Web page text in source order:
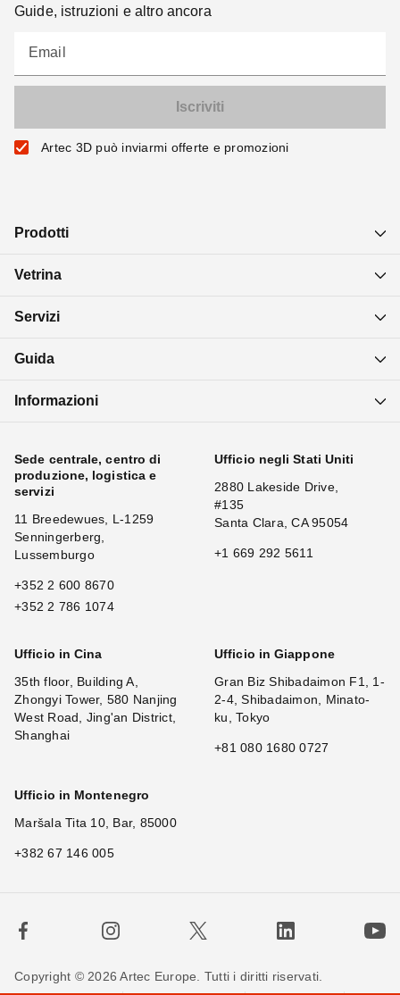
×
Guide, istruzioni e altro ancora
Email
Artec 3D può inviarmi offerte e promozioni
Prodotti
Vetrina
Servizi
Guida
Informazioni
Sede centrale, centro di
produzione, logistica e
servizi
11 Breedewues, L-1259
Senningerberg,
Lussemburgo
+352 2 600 8670
+352 2 786 1074
Ufficio negli Stati Uniti
2880 Lakeside Drive,
#135
Santa Clara, CA 95054
+1 669 292 5611
Ufficio in Cina
35th floor, Building A,
Zhongyi Tower, 580 Nanjing
West Road, Jing'an District,
Shanghai
Ufficio in Giappone
Gran Biz Shibadaimon F1, 1-
2-4, Shibadaimon, Minato-
ku, Tokyo
+81 080 1680 0727
Ufficio in Montenegro
Maršala Tita 10, Bar, 85000
+382 67 146 005
Copyright © 2026 Artec Europe. Tutti i diritti riservati.